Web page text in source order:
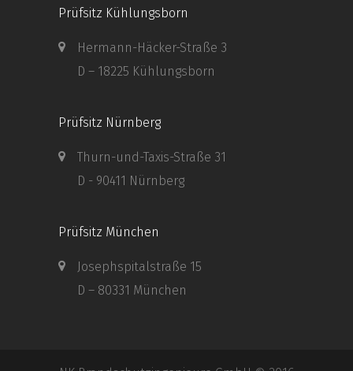
Prüfsitz Kühlungsborn
Hermann-Häcker-Straße 3
D – 18225 Kühlungsborn
Prüfsitz Nürnberg
Thurn-und-Taxis-Straße 31
D - 90411 Nürnberg
Prüfsitz München
Josephspitalstraße 15
D – 80331 München